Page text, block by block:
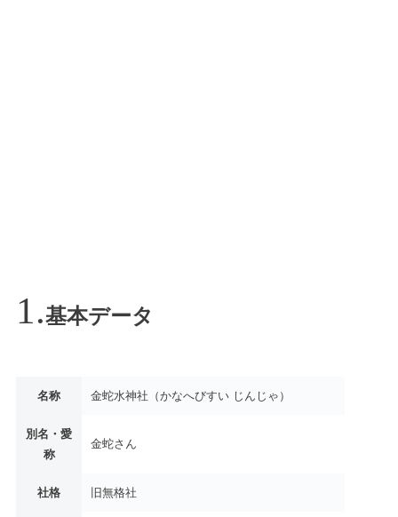
基本データ
名称 金蛇水神社（かなへびすい じんじゃ）
別名・愛
称
金蛇さん
社格 旧無格社